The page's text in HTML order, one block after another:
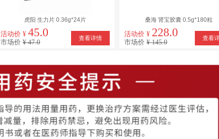
虎阳 生力片 0.36g*24片
活动价 ¥ 45.0
市场价 ¥ 47.0
查看详情
桑海 肾宝胶囊 0.5g*180粒
活动价 ¥ 228.0
市场价 ¥ 145.0
查看